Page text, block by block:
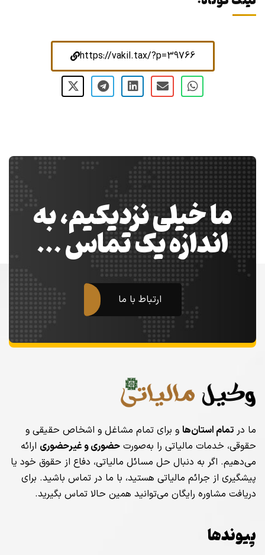
https://vakil.tax/?p=39766
ما خیلی نزدیکیم، به
اندازه یک تماس …
ارتباط با ما
ما در تمام استان‌ها و برای تمام مشاغل و اشخاص حقیقی و
حقوقی، خدمات مالیاتی را به‌صورت حضوری و غیرحضوری ارائه
می‌دهیم. اگر به دنبال حل مسائل مالیاتی، دفاع از حقوق خود یا
پیشگیری از جرائم مالیاتی هستید، با ما در تماس باشید. برای
دریافت مشاوره رایگان می‌توانید همین حالا تماس بگیرید.
پیوندها